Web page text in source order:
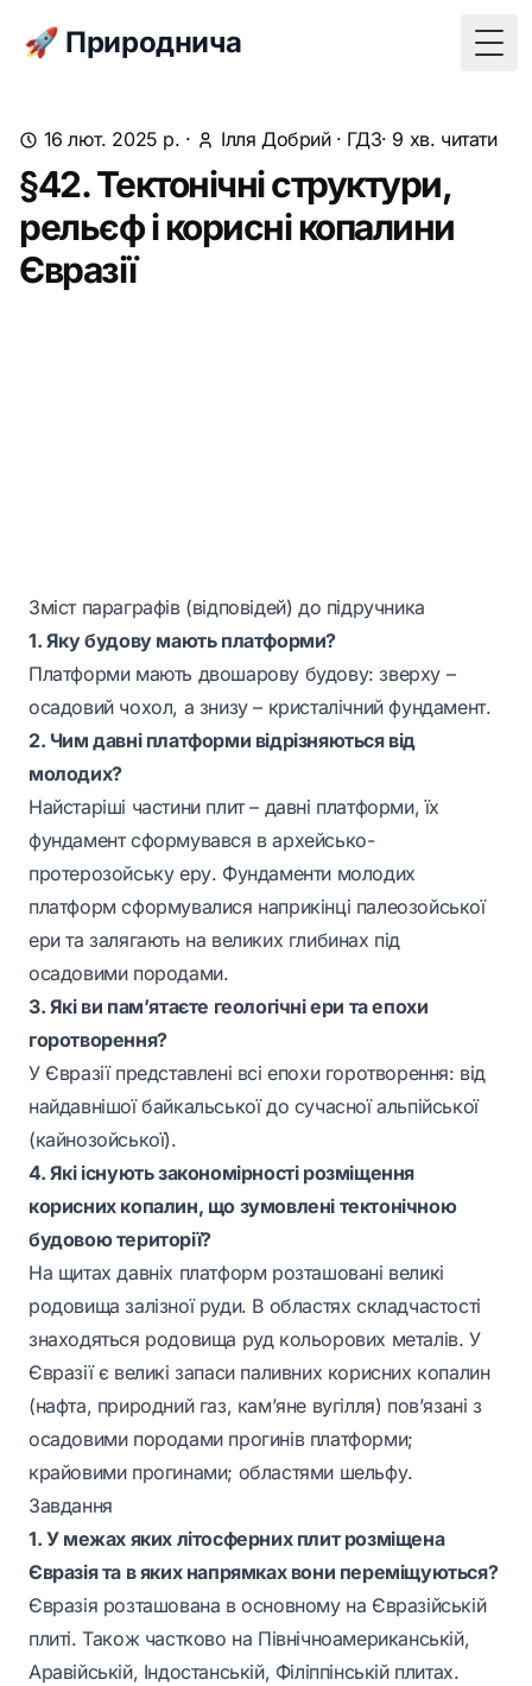
🚀 Природнича
16 лют. 2025 р. · Ілля Добрий· ГДЗ· 9 хв. читати
§42. Тектонічні структури,
рельєф і корисні копалини
Євразії
Зміст параграфів (відповідей) до підручника
1. Яку будову мають платформи?
Платформи мають двошарову будову: зверху –
осадовий чохол, а знизу – кристалічний фундамент.
2. Чим давні платформи відрізняються від
молодих?
Найстаріші частини плит – давні платформи, їх
фундамент сформувався в архейсько-
протерозойську еру. Фундаменти молодих
платформ сформувалися наприкінці палеозойської
ери та залягають на великих глибинах під
осадовими породами.
3. Які ви пам’ятаєте геологічні ери та епохи
горотворення?
У Євразії представлені всі епохи горотворення: від
найдавнішої байкальської до сучасної альпійської
(кайнозойської).
4. Які існують закономірності розміщення
корисних копалин, що зумовлені тектонічною
будовою території?
На щитах давніх платформ розташовані великі
родовища залізної руди. В областях складчастості
знаходяться родовища руд кольорових металів. У
Євразії є великі запаси паливних корисних копалин
(нафта, природний газ, кам’яне вугілля) пов’язані з
осадовими породами прогинів платформи;
крайовими прогинами; областями шельфу.
Завдання
1. У межах яких літосферних плит розміщена
Євразія та в яких напрямках вони переміщуються?
Євразія розташована в основному на Євразійській
плиті. Також частково на Північноамериканській,
Аравійській, Індостанській, Філіппінській плитах.